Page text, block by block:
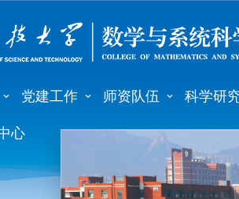
党建工作 师资队伍 科学研
心